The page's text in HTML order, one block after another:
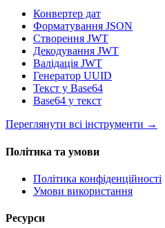
Конвертер дат
Форматування JSON
Створення JWT
Декодування JWT
Валідація JWT
Генератор UUID
Текст у Base64
Base64 у текст
Переглянути всі інструменти →
Політика та умови
Політика конфіденційності
Умови використання
Ресурси